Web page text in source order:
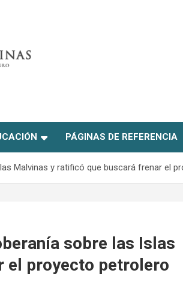
PÁGINAS DE REFERENCIA
Malvinas y ratificó que buscará frenar el
sobre las Islas
el proyecto petrolero